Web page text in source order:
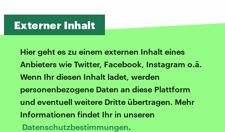
Externer Inhalt
Hier geht es zu einem externen Inhalt eines
Anbieters wie Twitter, Facebook, Instagram o.ä.
Wenn Ihr diesen Inhalt ladet, werden
personenbezogene Daten an diese Plattform
und eventuell weitere Dritte übertragen. Mehr
Informationen findet Ihr in unseren
Datenschutzbestimmungen.